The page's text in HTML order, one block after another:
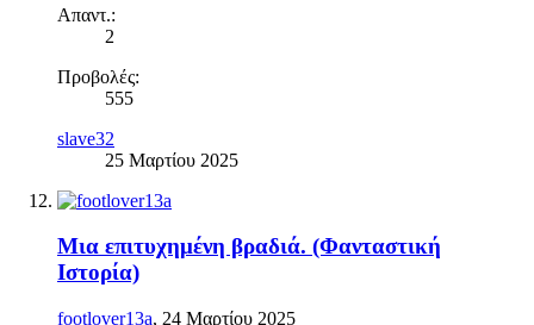
Απαντ.:
2
Προβολές:
555
slave32
25 Μαρτίου 2025
Μια επιτυχημένη βραδιά. (Φανταστική
Ιστορία)
footlover13a, 24 Μαρτίου 2025